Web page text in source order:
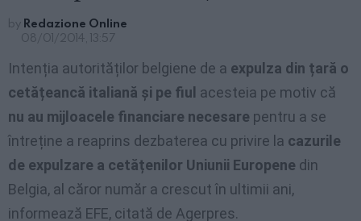
by Redazione Online
08/01/2014, 13:57
Intenția autorităților belgiene de a expulza din țară o
cetățeancă italiană și pe fiul acesteia pe motiv că
nu au mijloacele financiare necesare pentru a se
întreține a reaprins dezbaterea cu privire la cazurile
de expulzare a cetățenilor Uniunii Europene din
Belgia, al căror număr a crescut în ultimii ani,
informează EFE, citată de Agerpres.